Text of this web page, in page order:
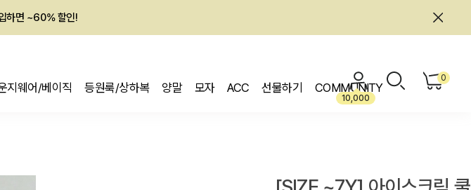
하면 ~60% 할인!
지웨어/베이직 등원룩/상하복 양말 모자 ACC 선물하기 COMMUNITY
10,000
0